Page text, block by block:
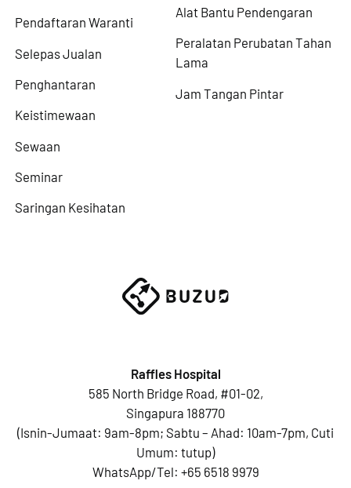
Pendaftaran Waranti
Selepas Jualan
Penghantaran
Keistimewaan
Sewaan
Seminar
Saringan Kesihatan
Alat Bantu Pendengaran
Peralatan Perubatan Tahan
Lama
Jam Tangan Pintar
Raffles Hospital
585 North Bridge Road, #01-02,
Singapura 188770
(Isnin-Jumaat: 9am-8pm; Sabtu – Ahad: 10am-7pm, Cuti
Umum: tutup)
WhatsApp/Tel: +65 6518 9979